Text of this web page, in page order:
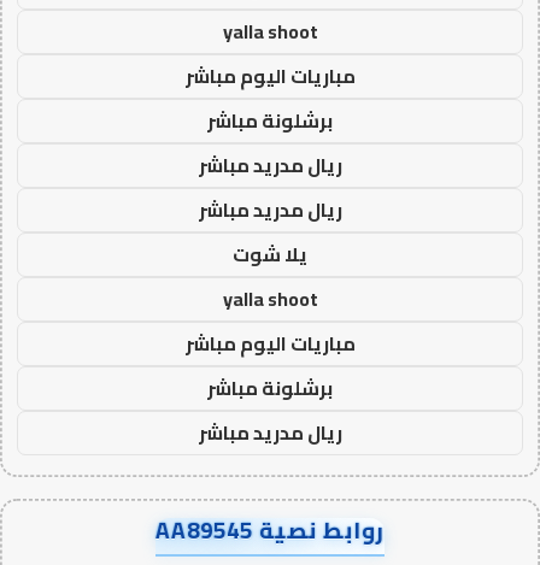
yalla shoot
مباريات اليوم مباشر
برشلونة مباشر
ريال مدريد مباشر
ريال مدريد مباشر
يلا شوت
yalla shoot
مباريات اليوم مباشر
برشلونة مباشر
ريال مدريد مباشر
روابط نصية AA89545